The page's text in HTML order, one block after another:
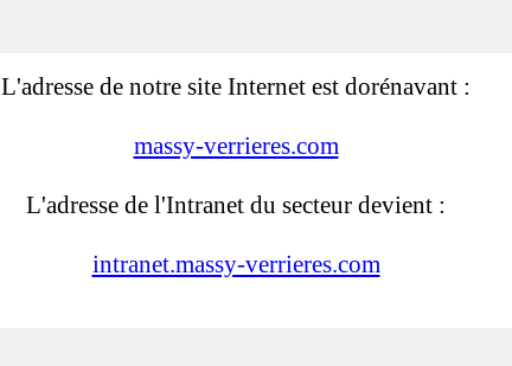
L'adresse de notre site Internet est dorénavant :
massy-verrieres.com
L'adresse de l'Intranet du secteur devient :
intranet.massy-verrieres.com